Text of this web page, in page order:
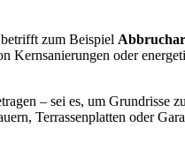
zum Beispiel
Kernsanierungen oder
– sei es, um Grundrisse
Terrassenplatten oder